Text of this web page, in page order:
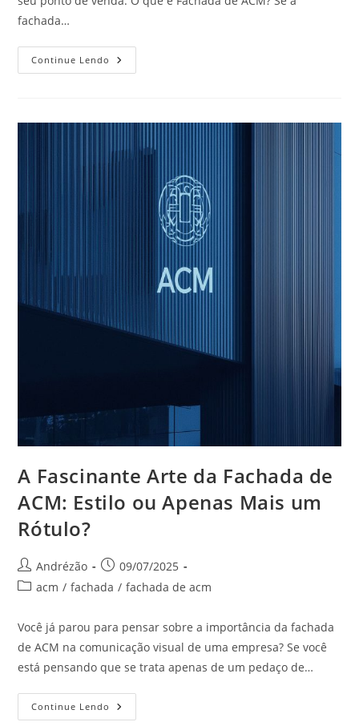
fachada…
Continue Lendo
A Fascinante Arte da Fachada de
ACM: Estilo ou Apenas Mais um
Rótulo?
Andrézão
09/07/2025
acm / fachada / fachada de acm
Você já parou para pensar sobre a importância da fachada
de ACM na comunicação visual de uma empresa? Se você
está pensando que se trata apenas de um pedaço de…
Continue Lendo